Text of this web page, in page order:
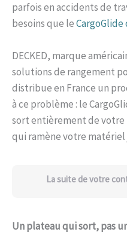
parfois en accidents de
besoins que leCargoGlide
DECKED, marque
solutions de rangement
distribue en France un
à ce problème : le
sort entièrement de
qui ramène votre matériel
La suite de votre
Un plateau qui sort, pas